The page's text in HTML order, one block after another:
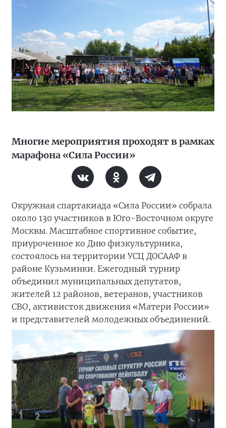
Многие мероприятия проходят в рамках
марафона «Сила России»
Окружная спартакиада «Сила России» собрала
около 130 участников в Юго-Восточном округе
Москвы. Масштабное спортивное событие,
приуроченное ко Дню физкультурника,
состоялось на территории УСЦ ДОСААФ в
районе Кузьминки. Ежегодный турнир
объединил муниципальных депутатов,
жителей 12 районов, ветеранов, участников
СВО, активисток движения «Матери России»
и представителей молодежных объединений.